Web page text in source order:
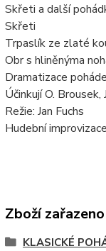
Skřeti a další
Skřeti
Trpaslík ze zlaté
Obr s hliněnýma
Dramatizace
Účinkují O. Brousek,
Režie: Jan Fuchs
Hudební
Zboží
KLASICKÉ